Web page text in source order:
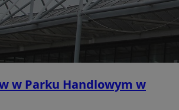
w Parku Handlowym w